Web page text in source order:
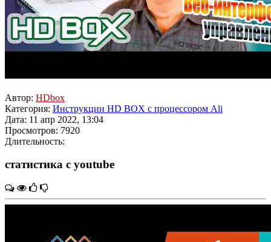
Автор: HDbox
Категория: Инструкции HD BOX с процессором Ali
Дата: 11 апр 2022, 13:04
Просмотров: 7920
Длительность:
статистика с youtube